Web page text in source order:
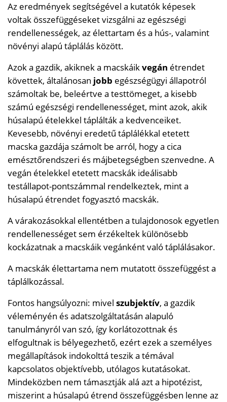
Az eredmények segítségével a kutatók képesek
voltak összefüggéseket vizsgálni az egészségi
rendellenességek, az élettartam és a hús-, valamint
növényi alapú táplálás között.
Azok a gazdik, akiknek a macskáikvegán étrendet
követtek, általánosan jobb egészségügyi állapotról
számoltak be, beleértve a testtömeget, a kisebb
számú egészségi rendellenességet, mint azok, akik
húsalapú ételekkel táplálták a kedvenceiket.
Kevesebb, növényi eredetű táplálékkal etetett
macska gazdája számolt be arról, hogy a cica
emésztőrendszeri és májbetegségben szenvedne. A
vegán ételekkel etetett macskák ideálisabb
testállapot-pontszámmal rendelkeztek, mint a
húsalapú étrendet fogyasztó macskák.
A várakozásokkal ellentétben a tulajdonosok egyetlen
rendellenességet sem érzékeltek különösebb
kockázatnak a macskáik vegánként való táplálásakor.
A macskák élettartama nem mutatott összefüggést a
táplálkozással.
Fontos hangsúlyozni: mivel szubjektív, a gazdik
véleményén és adatszolgáltatásán alapuló
tanulmányról van szó, így korlátozottnak és
elfogultnak is bélyegezhető, ezért ezek a személyes
megállapítások indokolttá teszik a témával
kapcsolatos objektívebb, utólagos kutatásokat.
Mindeközben nem támasztják alá azt a hipotézist,
miszerint a húsalapú étrend összefüggésben lenne az